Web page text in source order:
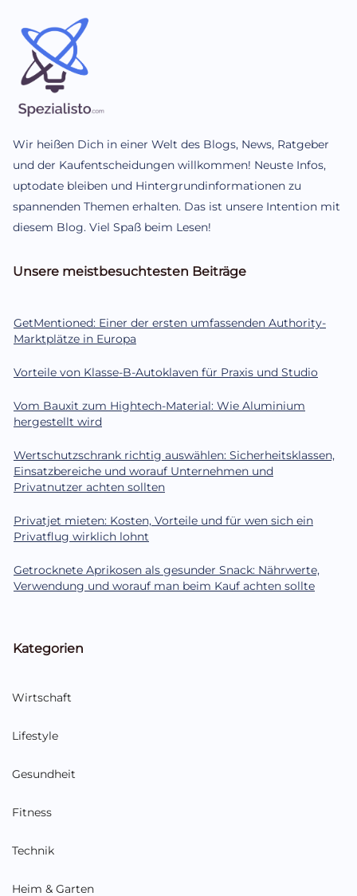
Wir heißen Dich in einer Welt des Blogs, News, Ratgeber
und der Kaufentscheidungen willkommen! Neuste Infos,
uptodate bleiben und Hintergrundinformationen zu
spannenden Themen erhalten. Das ist unsere Intention mit
diesem Blog. Viel Spaß beim Lesen!
Unsere meistbesuchtesten Beiträge
GetMentioned: Einer der ersten umfassenden Authority-
Marktplätze in Europa
Vorteile von Klasse-B-Autoklaven für Praxis und Studio
Vom Bauxit zum Hightech-Material: Wie Aluminium
hergestellt wird
Wertschutzschrank richtig auswählen: Sicherheitsklassen,
Einsatzbereiche und worauf Unternehmen und
Privatnutzer achten sollten
Privatjet mieten: Kosten, Vorteile und für wen sich ein
Privatflug wirklich lohnt
Getrocknete Aprikosen als gesunder Snack: Nährwerte,
Verwendung und worauf man beim Kauf achten sollte
Kategorien
Wirtschaft
Lifestyle
Gesundheit
Fitness
Technik
Heim & Garten